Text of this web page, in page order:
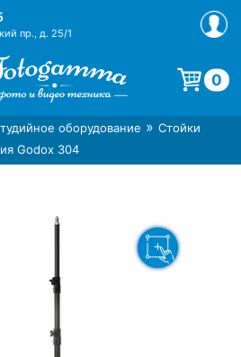
пр., д. 25/1
магазин фототехники
Gamma в СПб
фотоаксессуаров foto-
0
Корзина пуста.
оборудование » Стойки
Godox 304